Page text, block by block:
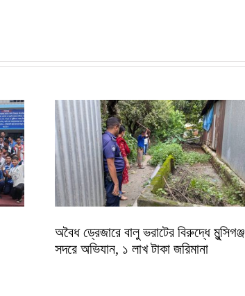
অবৈধ ড্রেজারে বালু ভরাটের বিরুদ্ধে মুন্সিগঞ্জ
সদরে অভিযান, ১ লাখ টাকা জরিমানা